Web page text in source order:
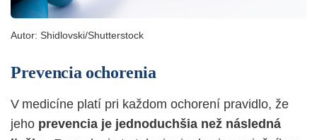
Autor: Shidlovski/Shutterstock
Prevencia ochorenia
V medicíne platí pri každom ochorení pravidlo, že
jeho prevencia je jednoduchšia než následná